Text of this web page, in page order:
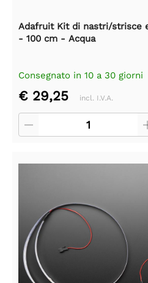
Adafruit Kit di nastri/strisce
- 100 cm - Acqua
Consegnato in 10 a 30 giorni
€ 29,25 incl. I.V.A.